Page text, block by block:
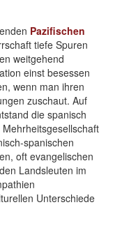
Pazifischen
tiefe Spuren
weitgehend
einst besessen
wenn man ihren
zuschaut. Auf
die spanisch
spanischen
oft evangelischen
Landsleuten im
Unterschiede